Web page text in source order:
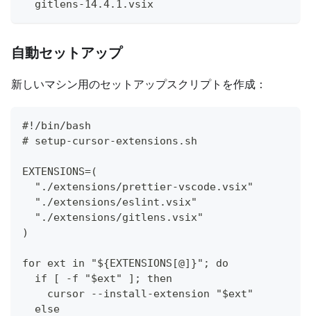
  gitlens-14.4.1.vsix
自動セットアップ
新しいマシン用のセットアップスクリプトを作成：
#!/bin/bash
# setup-cursor-extensions.sh
EXTENSIONS=(
  "./extensions/prettier-vscode.vsix"
  "./extensions/eslint.vsix"
  "./extensions/gitlens.vsix"
)
for ext in "${EXTENSIONS[@]}"; do
  if [ -f "$ext" ]; then
    cursor --install-extension "$ext"
  else